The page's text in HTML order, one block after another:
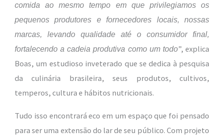
comida ao mesmo tempo em que privilegiamos os
pequenos produtores e fornecedores locais, nossas
marcas, levando qualidade até o consumidor final,
fortalecendo a cadeia produtiva como um todo”, explica
Boas, um estudioso inveterado que se dedica à pesquisa
da culinária brasileira, seus produtos, cultivos,
temperos, cultura e hábitos nutricionais.
Tudo isso encontrará eco em um espaço que foi pensado
para ser uma extensão do lar de seu público. Com projeto